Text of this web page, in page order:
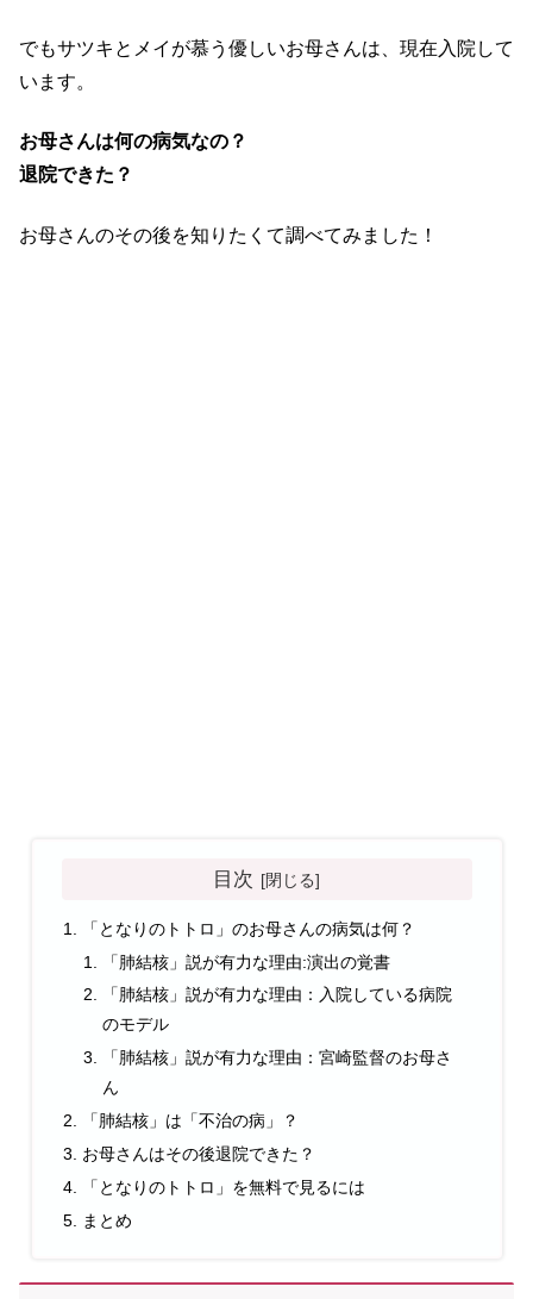
でもサツキとメイが慕う優しいお母さんは、現在入院して
います。
お母さんは何の病気なの？
退院できた？
お母さんのその後を知りたくて調べてみました！
目次
「となりのトトロ」のお母さんの病気は何？
「肺結核」説が有力な理由:演出の覚書
「肺結核」説が有力な理由：入院している病院
のモデル
「肺結核」説が有力な理由：宮崎監督のお母さ
ん
「肺結核」は「不治の病」？
お母さんはその後退院できた？
「となりのトトロ」を無料で見るには
まとめ